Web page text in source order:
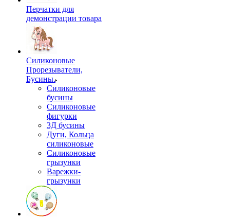
Перчатки для
демонстрации товара
Силиконовые
Прорезыватели,
Бусины.
Силиконовые
бусины
Силиконовые
фигурки
3Д бусины
Дуги, Кольца
силиконовые
Силиконовые
грызунки
Варежки-
грызунки